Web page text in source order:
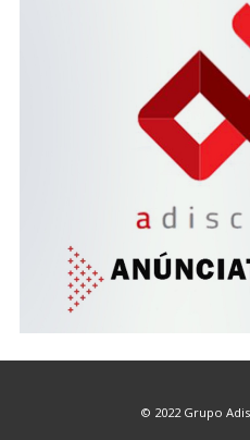
© 2022 Grupo